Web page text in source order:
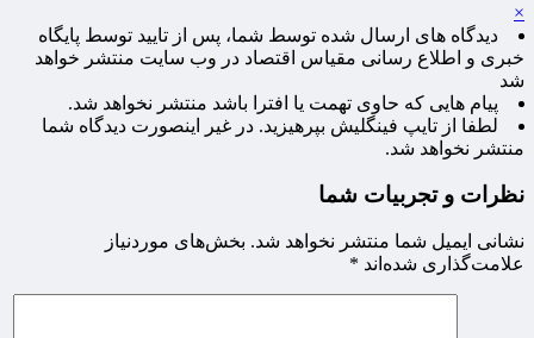
×
دیدگاه های ارسال شده توسط شما، پس از تایید توسط پایگاه
خبری و اطلاع رسانی مقیاس اقتصاد در وب سایت منتشر خواهد
شد
پیام هایی که حاوی تهمت یا افترا باشد منتشر نخواهد شد.
لطفا از تایپ فینگلیش بپرهیزید. در غیر اینصورت دیدگاه شما
منتشر نخواهد شد.
نظرات و تجربیات شما
نشانی ایمیل شما منتشر نخواهد شد. بخش‌های موردنیاز
علامت‌گذاری شده‌اند *